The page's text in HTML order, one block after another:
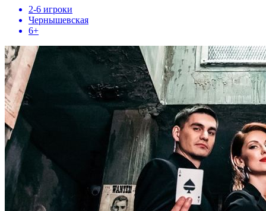
2-6 игроки
Чернышевская
6+